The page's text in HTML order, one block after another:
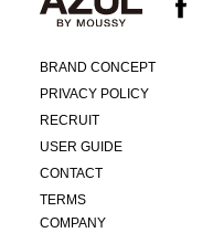
BRAND CONCEPT
PRIVACY POLICY
RECRUIT
USER GUIDE
CONTACT
TERMS
COMPANY